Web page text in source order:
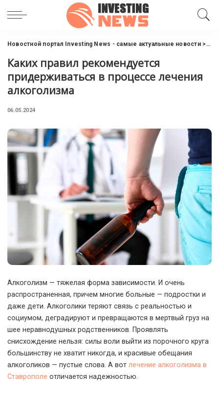
Новостной портал Investing News - самые актуальные новости>
Каких правил рекомендуется
придерживаться в процессе лечения
алкоголизма
06.05.2024
Алкоголизм — тяжелая форма зависимости. И очень
распространенная, причем многие больные — подростки и
даже дети. Алкоголики теряют связь с реальностью и
социумом, деградируют и превращаются в мертвый груз на
шее неравнодушных родственников. Проявлять
снисхождение нельзя: силы воли выйти из порочного круга
большинству не хватит никогда, и красивые обещания
алкоголиков — пустые слова. А вот лечение алкоголизма в
Ставрополе отличается надежностью.